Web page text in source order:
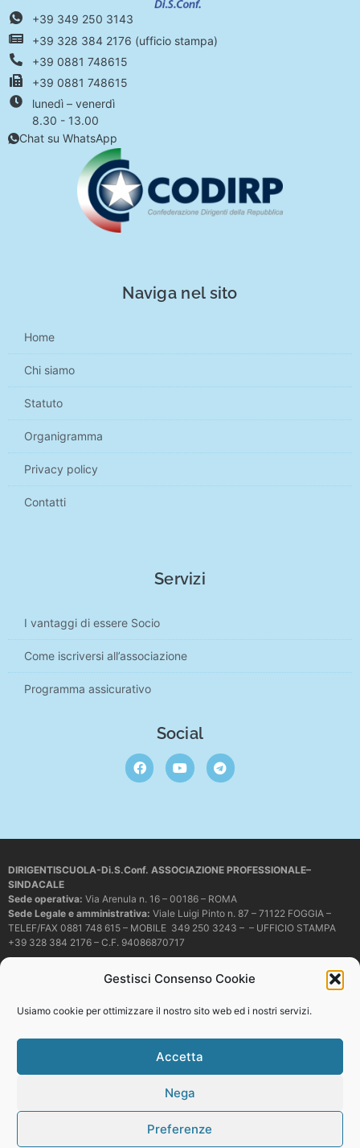
Gestisci Consenso Cookie
Usiamo cookie per ottimizzare il nostro sito web ed i nostri servizi.
Accetta
Nega
Preferenze
+39 349 250 3143
+39 328 384 2176 (ufficio stampa)
+39 0881 748615
+39 0881 748615
lunedì – venerdì
8.30 - 13.00
Chat su WhatsApp
Naviga nel sito
Home
Chi siamo
Statuto
Organigramma
Privacy policy
Contatti
Servizi
I vantaggi di essere Socio
Come iscriversi all’associazione
Programma assicurativo
Social
DIRIGENTISCUOLA-Di.S.Conf. ASSOCIAZIONE PROFESSIONALE–
SINDACALE
Sede operativa: Via Arenula n. 16 – 00186 – ROMA
Sede Legale e amministrativa: Viale Luigi Pinto n. 87 – 71122 FOGGIA –
TELEF/FAX 0881 748 615 – MOBILE 349 250 3243 – – UFFICIO STAMPA
+39 328 384 2176 – C.F. 94086870717
dirigentiscuola@pec.it
copiare o riprodurre in alcun modo i contenuti presenti in questo sito se non